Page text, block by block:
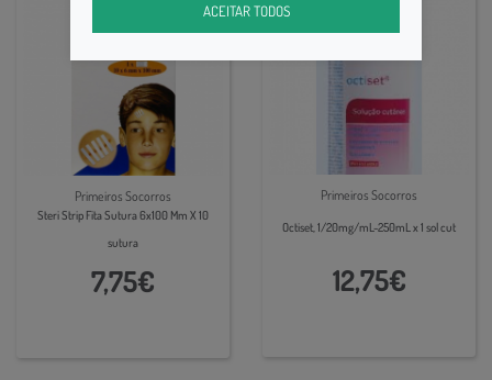
Primeiros Socorros
Steri Strip Fita Sutura 6x100 Mm X 10
sutura
7,75€
Primeiros Socorros
Octiset, 1/20mg/mL-250mL x 1 sol cut
12,75€
ACEITAR TODOS